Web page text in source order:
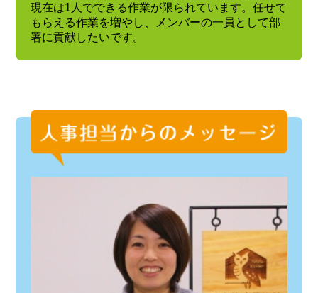
現在は1人でできる作業が限られています。任せて
もらえる作業を増やし、メンバーの一員として部
署に貢献したいです。